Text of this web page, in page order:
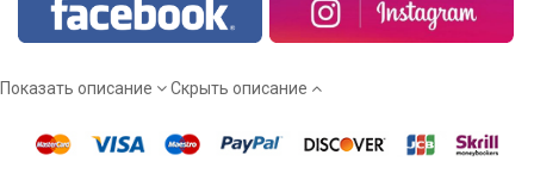
Мы работаем напрямую от производителя, а потому вы
недорого!
Показать описание Скрыть описание